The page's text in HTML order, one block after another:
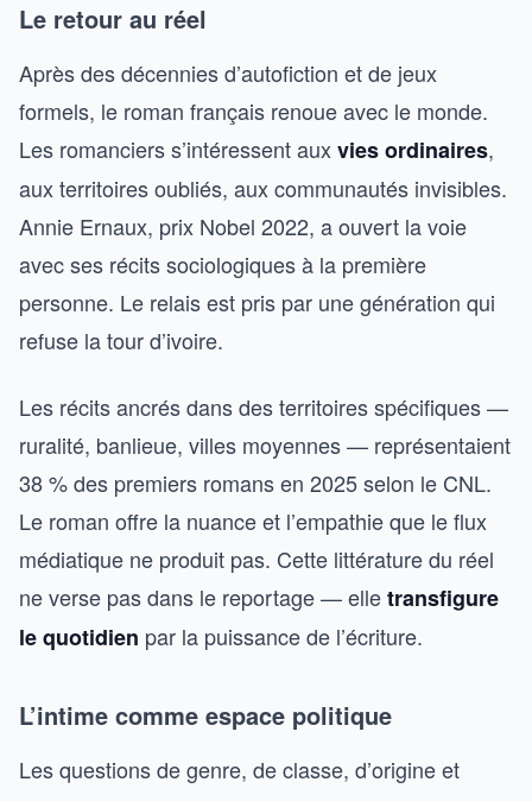
Le retour au réel
Après des décennies d’autofiction et de jeux
formels, le roman français renoue avec le monde.
Les romanciers s’intéressent auxvies ordinaires,
aux territoires oubliés, aux communautés invisibles.
Annie Ernaux, prix Nobel 2022, a ouvert la voie
avec ses récits sociologiques à la première
personne. Le relais est pris par une génération qui
refuse la tour d’ivoire.
Les récits ancrés dans des territoires spécifiques —
ruralité, banlieue, villes moyennes — représentaient
38 % des premiers romans en 2025 selon le CNL.
Le roman offre la nuance et l’empathie que le flux
médiatique ne produit pas. Cette littérature du réel
ne verse pas dans le reportage — elletransfigure
le quotidien par la puissance de l’écriture.
L’intime comme espace politique
Les questions de genre, de classe, d’origine et